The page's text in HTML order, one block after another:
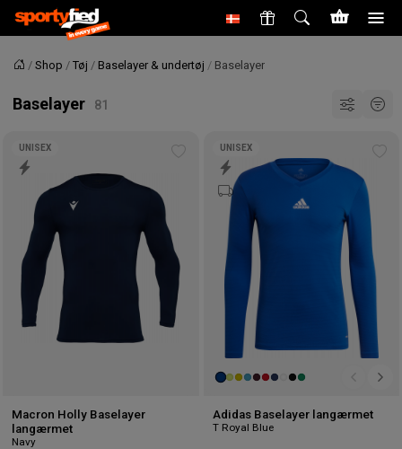
Forside
Shop Tøj Baselayer & undertøj Baselayer
Baselayer
ønskeliste
UNISEX
Macron Holly Baselayer
langærmet
Navy
UNISEX
Adidas Baselayer langærmet
T Royal Blue